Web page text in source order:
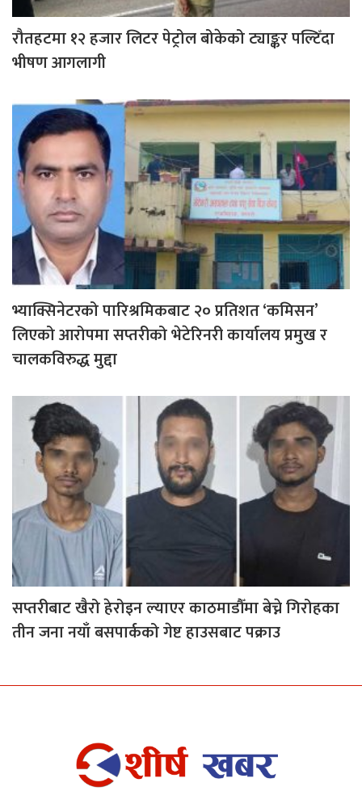
रौतहटमा १२ हजार लिटर पेट्रोल बोकेको ट्याङ्कर पल्टिँदा
भीषण आगलागी
भ्याक्सिनेटरको पारिश्रमिकबाट २० प्रतिशत ‘कमिसन’
लिएको आरोपमा सप्तरीको भेटेरिनरी कार्यालय प्रमुख र
चालकविरुद्ध मुद्दा
सप्तरीबाट खैरो हेरोइन ल्याएर काठमाडौँमा बेच्ने गिरोहका
तीन जना नयाँ बसपार्कको गेष्ट हाउसबाट पक्राउ